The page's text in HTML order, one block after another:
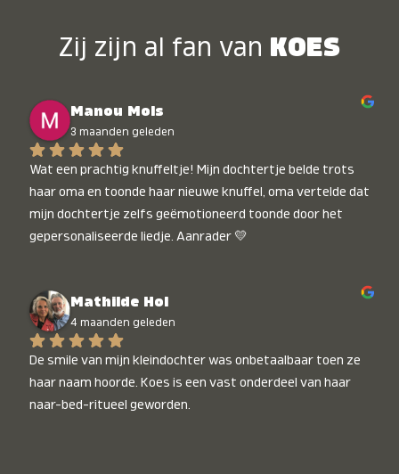
Zij zijn al fan van KOES
Manou Mols
3 maanden geleden
Wat een prachtig knuffeltje! Mijn dochtertje belde trots
haar oma en toonde haar nieuwe knuffel, oma vertelde dat
mijn dochtertje zelfs geëmotioneerd toonde door het
gepersonaliseerde liedje. Aanrader 💛
Mathilde Hol
4 maanden geleden
De smile van mijn kleindochter was onbetaalbaar toen ze
haar naam hoorde. Koes is een vast onderdeel van haar
naar-bed-ritueel geworden.